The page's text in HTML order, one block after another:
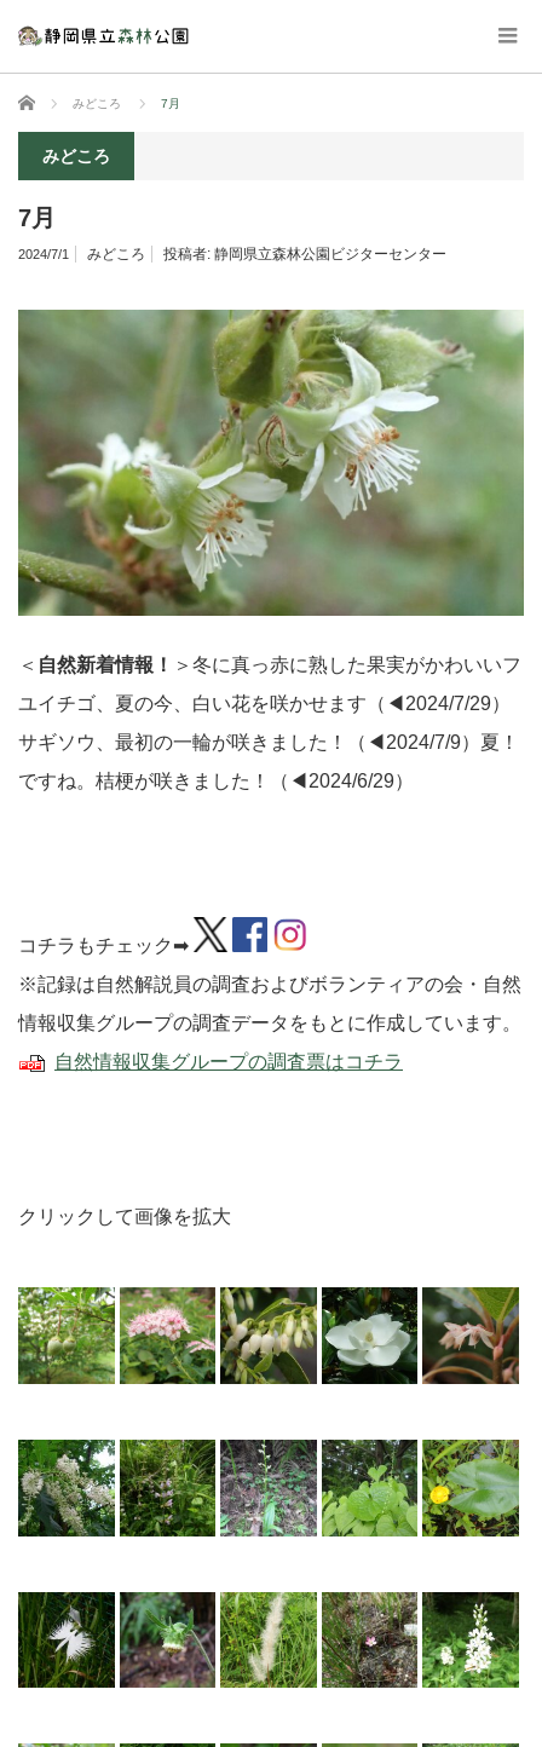
ホーム みどころ 7月
みどころ
7月
2024/7/1 みどころ 投稿者: 静岡県立森林公園ビジターセンター
＜ 自然新着情報！ ＞冬に真っ赤に熟した果実がかわいいフ
ユイチゴ、夏の今、白い花を咲かせます（◀2024/7/29）
サギソウ、最初の一輪が咲きました！（◀2024/7/9） 夏！
ですね。桔梗が咲きました！
（◀2024/6/29）
コチラもチェック➡
※記録は自然解説員の調査およびボランティアの会・自然
情報収集グループの調査データをもとに作成しています。
自然情報収集グループの調査票はコチラ
クリックして画像を拡大